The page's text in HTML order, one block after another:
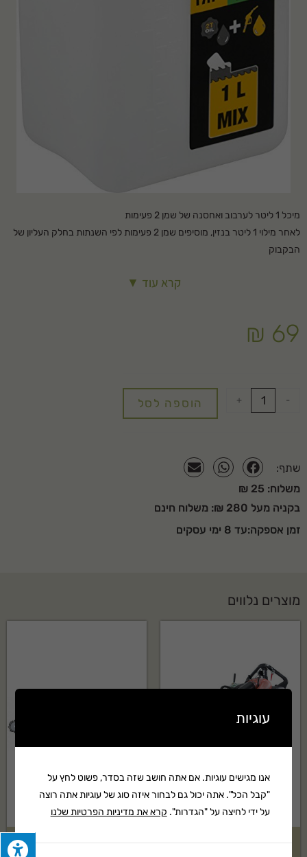
מיכל 1 ליטר לערבוב ואחסנה של שמן 2 פעימות
לאחר מילוי 1 ליטר בנזין, מוסיפים שמן 2 פעימות לפי השנתות בחלק העליון של
הבקבוק
קרא עוד ▼
₪ 69
-
+ הוספה לסל
שתף:
משלוח: 25 ₪
בקניה מעל 280 ₪: משלוח חינם
זמן אספקה:עד 8 ימי עסקים
מוצרים נלווים
מסור שרשרת HUSQVARNA
עוגיות
אנו מגישים עוגיות. אם אתה חושב שזה בסדר, פשוט לחץ על
"קבל הכל". אתה יכול גם לבחור איזה סוג של עוגיות אתה רוצה
על ידי לחיצה על "הגדרות". קרא את מדיניות הפרטיות שלנו